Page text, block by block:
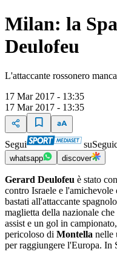
Milan: la
Deulofeu
L'attaccante rossonero
17 Mar 2017 - 13:35
17 Mar 2017 - 13:35
Segui su
whatsapp discover
Gerard Deulofeu è stato
contro Israele e
bastati all'attaccante
maglietta della nazionale
assist e un gol in
pericoloso di Montella nelle
per raggiungere l'Europa. In